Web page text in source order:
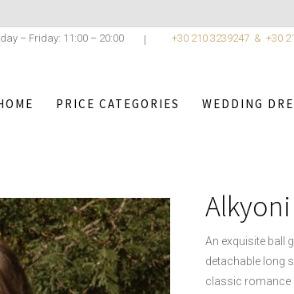
– Friday: 11:00 – 20:00 +30 210 3239247 & +30
PRICE CATEGORIES WEDDING
Alkyoni
An exquisite ball
detachable long
classic romance